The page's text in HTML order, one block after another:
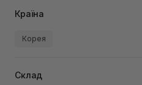
Країна
Корея
Склад